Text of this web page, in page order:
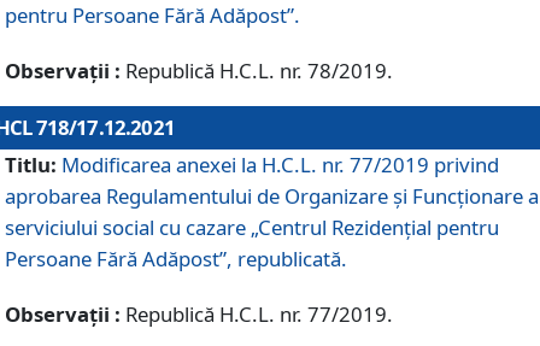
pentru Persoane Fără Adăpost”.
Observații : Republică H.C.L. nr. 78/2019.
718/17.12.2021
Titlu: Modificarea anexei la H.C.L. nr. 77/2019 privind
aprobarea Regulamentului de Organizare și Funcționare
serviciului social cu cazare „Centrul Rezidențial pentru
Persoane Fără Adăpost”, republicată.
Observații : Republică H.C.L. nr. 77/2019.